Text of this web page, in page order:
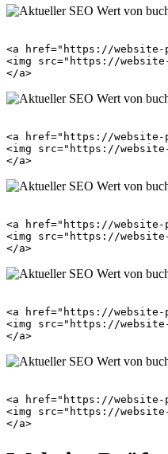
<a href="https://website-
<img src="https://
<a href="https://website-
<img src="https://
<a href="https://website-
<img src="https://
<a href="https://website-
<img src="https://
<a href="https://website-
<img src="https://